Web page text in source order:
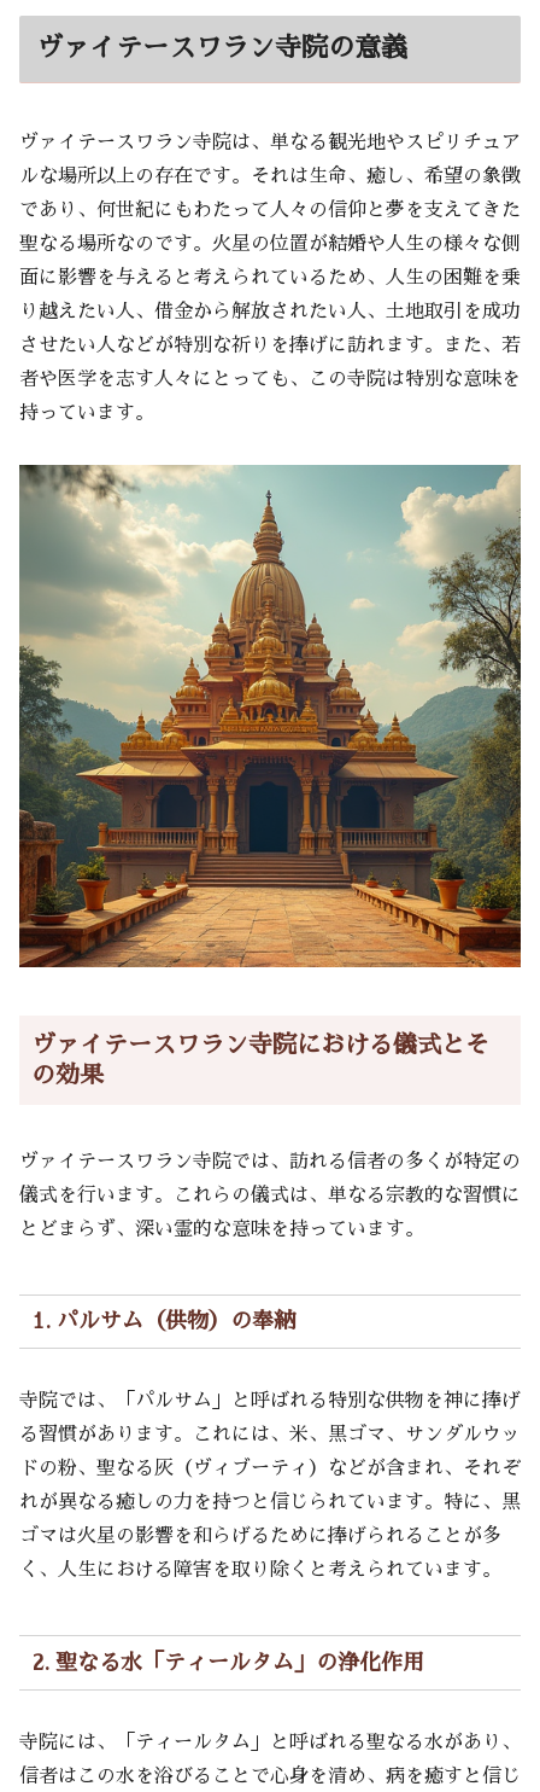
ヴァイテースワラン寺院の意義
ヴァイテースワラン寺院は、単なる観光地やスピリチュア
ルな場所以上の存在です。それは生命、癒し、希望の象徴
であり、何世紀にもわたって人々の信仰と夢を支えてきた
聖なる場所なのです。火星の位置が結婚や人生の様々な側
面に影響を与えると考えられているため、人生の困難を乗
り越えたい人、借金から解放されたい人、土地取引を成功
させたい人などが特別な祈りを捧げに訪れます。また、若
者や医学を志す人々にとっても、この寺院は特別な意味を
持っています。
ヴァイテースワラン寺院における儀式とそ
の効果
ヴァイテースワラン寺院では、訪れる信者の多くが特定の
儀式を行います。これらの儀式は、単なる宗教的な習慣に
とどまらず、深い霊的な意味を持っています。
1. パルサム（供物）の奉納
寺院では、「パルサム」と呼ばれる特別な供物を神に捧げ
る習慣があります。これには、米、黒ゴマ、サンダルウッ
ドの粉、聖なる灰（ヴィブーティ）などが含まれ、それぞ
れが異なる癒しの力を持つと信じられています。特に、黒
ゴマは火星の影響を和らげるために捧げられることが多
く、人生における障害を取り除くと考えられています。
2. 聖なる水「ティールタム」の浄化作用
寺院には、「ティールタム」と呼ばれる聖なる水があり、
信者はこの水を浴びることで心身を清め、病を癒すと信じ